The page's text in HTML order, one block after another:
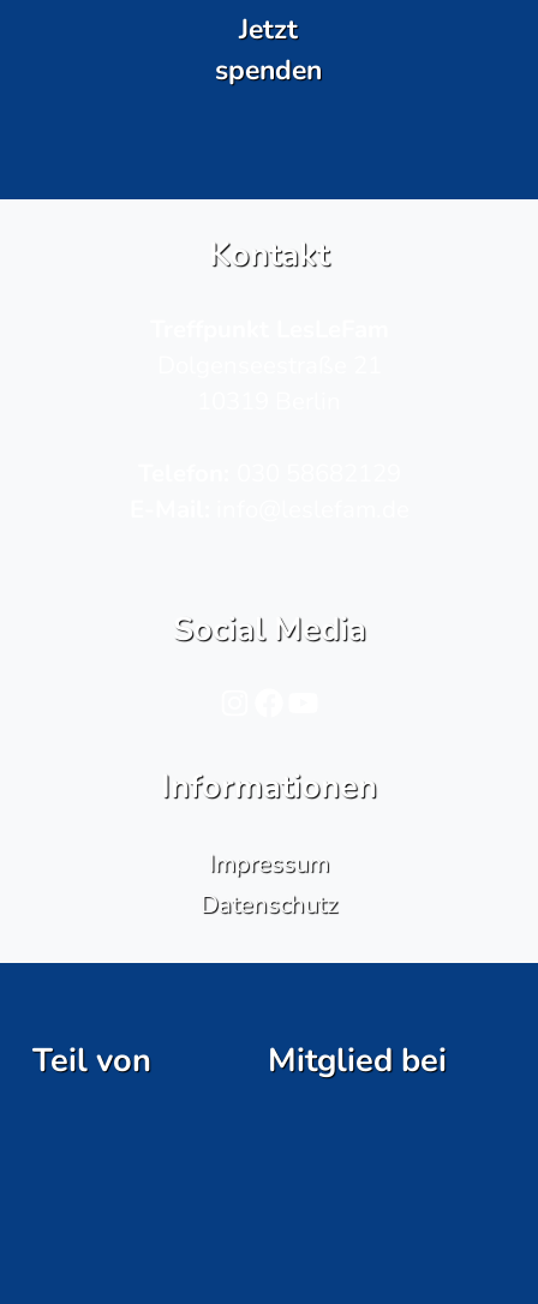
Jetzt
spenden
Kontakt
Social Media
Informationen
Impressum
Datenschutz
Teil von Mitglied bei